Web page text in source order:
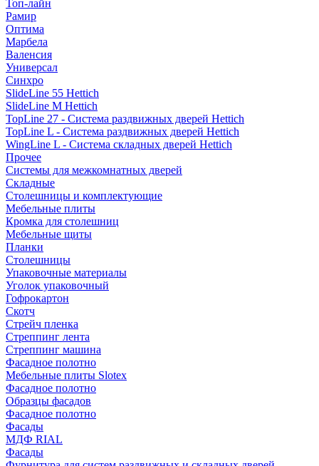
Топ-лайн
Рамир
Оптима
Марбела
Валенсия
Универсал
Синхро
SlideLine 55 Hettich
SlideLine M Hettich
TopLine 27 - Система раздвижных дверей Hettich
TopLine L - Система раздвижных дверей Hettich
WingLine L - Система складных дверей Hettich
Прочее
Системы для межкомнатных дверей
Складные
Столешницы и комплектующие
Мебельные плиты
Кромка для столешниц
Мебельные щиты
Планки
Столешницы
Упаковочные материалы
Уголок упаковочный
Гофрокартон
Скотч
Стрейч пленка
Стреппинг лента
Стреппинг машина
Фасадное полотно
Мебельные плиты Slotex
Фасадное полотно
Образцы фасадов
Фасадное полотно
Фасады
МДФ RIAL
Фасады